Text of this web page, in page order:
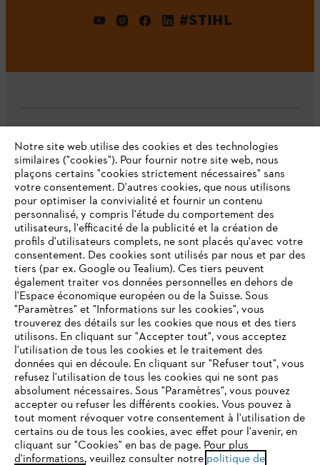
#STIHL
L'Entreprise
Questions fréquentes
Service
Politique de protection des données
Mentions légales Cookies
Informations juridiques
STIHL VERTRIEBS AG, 8617 Mönchaltorf
VOTRE NAVIGATEUR INTERNET
N'EST PLUS PRIS EN CHARGE
Vous utilisez un navigateur Internet que nous ne prenons plus
en charge, et certaines fonctionnalités de notre site ne
peuvent fonctionner correctement. Pour une utilisation
optimale de notre site, nous vous recommandons de passer à
l'un des navigateurs suivants :
Notre site web utilise des cookies et des technologies
similaires ("cookies"). Pour fournir notre site web, nous
plaçons certains "cookies strictement nécessaires" sans
votre consentement. D'autres cookies, que nous utilisons
pour optimiser la convivialité et fournir un contenu
personnalisé, y compris l'étude du comportement des
utilisateurs, l'efficacité de la publicité et la création de
profils d'utilisateurs complets, ne sont placés qu'avec votre
consentement. Des cookies sont utilisés par nous et par des
tiers (par ex. Google ou Tealium). Ces tiers peuvent
également traiter vos données personnelles en dehors de
l'Espace économique européen ou de la Suisse. Sous
"Paramètres" et "Informations sur les cookies", vous
trouverez des détails sur les cookies que nous et des tiers
utilisons. En cliquant sur "Accepter tout", vous acceptez
l'utilisation de tous les cookies et le traitement des
données qui en découle. En cliquant sur "Refuser tout", vous
refusez l'utilisation de tous les cookies qui ne sont pas
absolument nécessaires. Sous "Paramètres", vous pouvez
accepter ou refuser les différents cookies. Vous pouvez à
tout moment révoquer votre consentement à l'utilisation de
certains ou de tous les cookies, avec effet pour l'avenir, en
cliquant sur "Cookies" en bas de page. Pour plus
d'informations, veuillez consulter notre politique de